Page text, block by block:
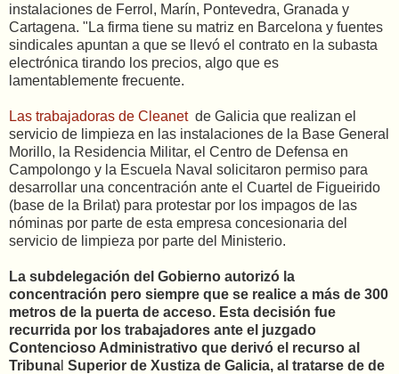
instalaciones de Ferrol, Marín, Pontevedra, Granada y
Cartagena. "La firma tiene su matriz en Barcelona y fuentes
sindicales apuntan a que se llevó el contrato en la subasta
electrónica tirando los precios, algo que es
lamentablemente frecuente.
Las trabajadoras de Cleanet de Galicia que realizan el
servicio de limpieza en las instalaciones de la Base General
Morillo, la Residencia Militar, el Centro de Defensa en
Campolongo y la Escuela Naval solicitaron permiso para
desarrollar una concentración ante el Cuartel de Figueirido
(base de la Brilat) para protestar por los impagos de las
nóminas por parte de esta empresa concesionaria del
servicio de limpieza por parte del Ministerio.
La subdelegación del Gobierno autorizó la
concentración pero siempre que se realice a más de 300
metros de la puerta de acceso. Esta decisión fue
recurrida por los trabajadores ante el juzgado
Contencioso Administrativo que derivó el recurso al
Tribuna Superior de Xustiza de Galicia, al tratarse de de